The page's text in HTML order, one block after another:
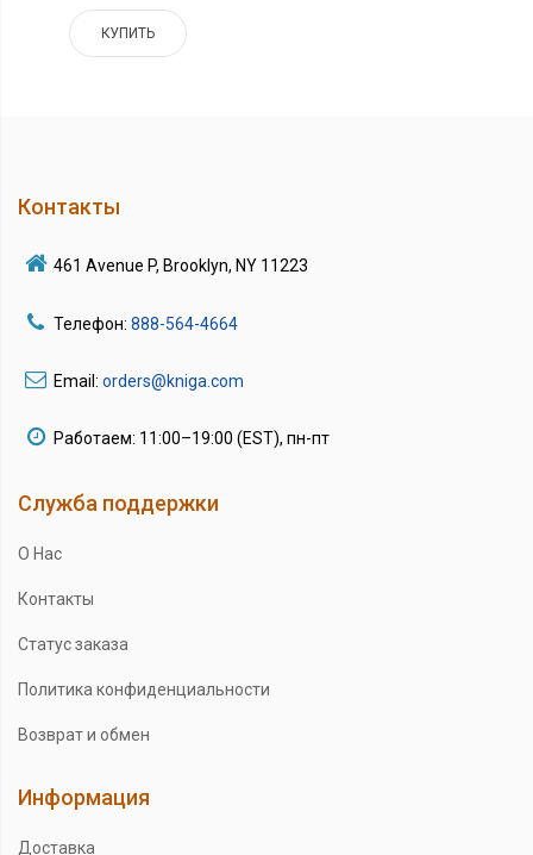
КУПИТЬ
Контакты
461 Avenue P, Brooklyn, NY 11223
Телефон: 888-564-4664
Email: orders@kniga.com
Работаем: 11:00–19:00 (EST), пн-пт
Служба поддержки
О Нас
Контакты
Статус заказа
Политика конфиденциальности
Возврат и обмен
Информация
Доставка